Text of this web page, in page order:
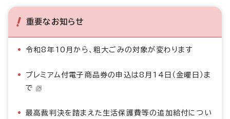
重要なお知らせ
令和8年10月から、粗大ごみの対象が変わります
プレミアム付電子商品券の申込は8月14日（金曜日）ま
で
最高裁判決を踏まえた生活保護費等の追加給付につい